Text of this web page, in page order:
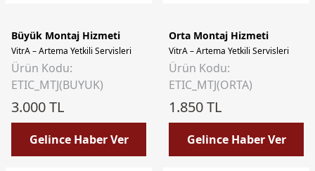
Büyük Montaj Hizmeti
VitrA – Artema Yetkili Servisleri
Ürün Kodu:
ETIC_MTJ(BUYUK)
3.000 TL
Gelince Haber Ver
Orta Montaj Hizmeti
VitrA – Artema Yetkili Servisleri
Ürün Kodu:
ETIC_MTJ(ORTA)
1.850 TL
Gelince Haber Ver